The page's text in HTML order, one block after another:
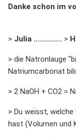
Danke schon im
> Julia .............. >
> die Natronlauge
Natriumcarbonat
> 2 NaOH + CO2 =
> Du weisst,
hast (Volumen und